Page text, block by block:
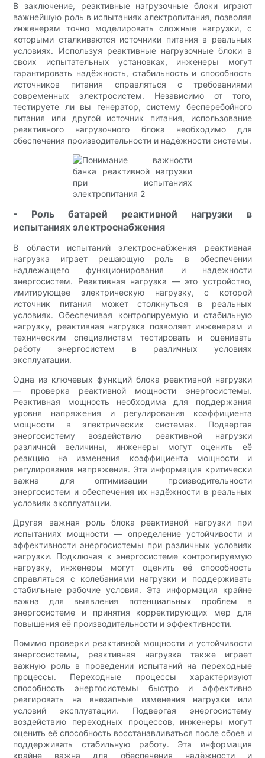
В заключение, реактивные нагрузочные блоки играют
важнейшую роль в испытаниях электропитания, позволяя
инженерам точно моделировать сложные нагрузки, с
которыми сталкиваются источники питания в реальных
условиях. Используя реактивные нагрузочные блоки в
своих испытательных установках, инженеры могут
гарантировать надёжность, стабильность и способность
источников питания справляться с требованиями
современных электросистем. Независимо от того,
тестируете ли вы генератор, систему бесперебойного
питания или другой источник питания, использование
реактивного нагрузочного блока необходимо для
обеспечения производительности и надёжности системы.
- Роль батарей реактивной нагрузки в
испытаниях электроснабжения
В области испытаний электроснабжения реактивная
нагрузка играет решающую роль в обеспечении
надлежащего функционирования и надежности
энергосистем. Реактивная нагрузка — это устройство,
имитирующее электрическую нагрузку, с которой
источник питания может столкнуться в реальных
условиях. Обеспечивая контролируемую и стабильную
нагрузку, реактивная нагрузка позволяет инженерам и
техническим специалистам тестировать и оценивать
работу энергосистем в различных условиях
эксплуатации.
Одна из ключевых функций блока реактивной нагрузки
— проверка реактивной мощности энергосистемы.
Реактивная мощность необходима для поддержания
уровня напряжения и регулирования коэффициента
мощности в электрических системах. Подвергая
энергосистему воздействию реактивной нагрузки
различной величины, инженеры могут оценить её
реакцию на изменения коэффициента мощности и
регулирования напряжения. Эта информация критически
важна для оптимизации производительности
энергосистем и обеспечения их надёжности в реальных
условиях эксплуатации.
Другая важная роль блока реактивной нагрузки при
испытаниях мощности — определение устойчивости и
эффективности энергосистемы при различных условиях
нагрузки. Подключая к энергосистеме контролируемую
нагрузку, инженеры могут оценить её способность
справляться с колебаниями нагрузки и поддерживать
стабильные рабочие условия. Эта информация крайне
важна для выявления потенциальных проблем в
энергосистеме и принятия корректирующих мер для
повышения её производительности и эффективности.
Помимо проверки реактивной мощности и устойчивости
энергосистемы, реактивная нагрузка также играет
важную роль в проведении испытаний на переходные
процессы. Переходные процессы характеризуют
способность энергосистемы быстро и эффективно
реагировать на внезапные изменения нагрузки или
условий эксплуатации. Подвергая энергосистему
воздействию переходных процессов, инженеры могут
оценить её способность восстанавливаться после сбоев и
поддерживать стабильную работу. Эта информация
крайне важна для обеспечения надёжности и